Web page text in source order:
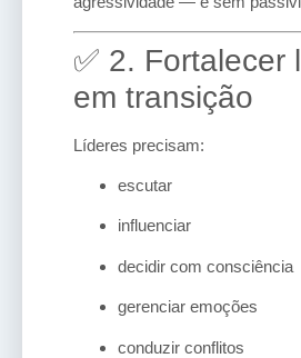
✅ 2. Fortalecer
em transição
Líderes precisam:
escutar
influenciar
decidir com consciência
gerenciar emoções
conduzir conflitos